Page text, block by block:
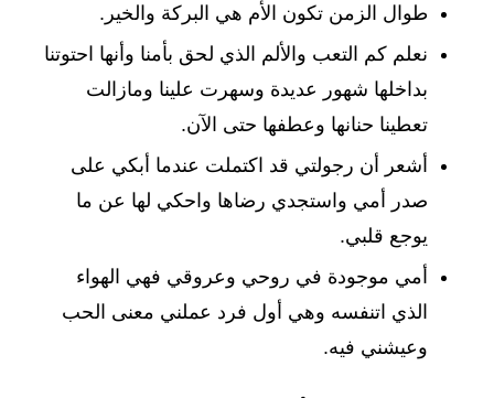
طوال الزمن تكون الأم هي البركة والخير.
نعلم كم التعب والألم الذي لحق بأمنا وأنها احتوتنا
بداخلها شهور عديدة وسهرت علينا ومازالت
تعطينا حنانها وعطفها حتى الآن.
أشعر أن رجولتي قد اكتملت عندما أبكي على
صدر أمي واستجدي رضاها واحكي لها عن ما
يوجع قلبي.
أمي موجودة في روحي وعروقي فهي الهواء
الذي اتنفسه وهي أول فرد عملني معنى الحب
وعيشني فيه.